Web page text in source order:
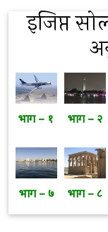
इजिप्त
भाग – १ भाग – २
भाग – ७ भाग – ८